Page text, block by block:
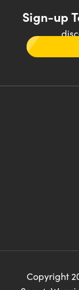
Sign-up
Copyright